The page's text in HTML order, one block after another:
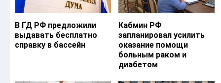
В ГД РФ предложили
выдавать бесплатно
справку в бассейн
Кабмин РФ
запланировал усилить
оказание помощи
больным раком и
диабетом